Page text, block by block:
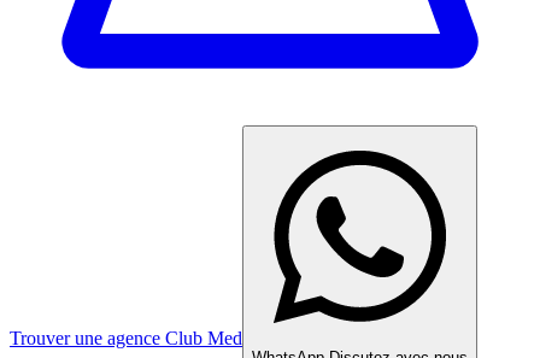
Trouver une agence Club Med